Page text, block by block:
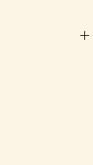
返貨時電郵通